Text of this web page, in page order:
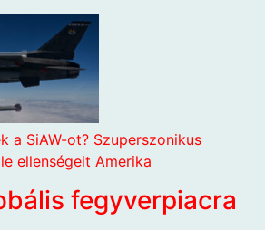
a SiAW-ot? Szuperszonikus
ellenségeit Amerika
fegyverpiacra